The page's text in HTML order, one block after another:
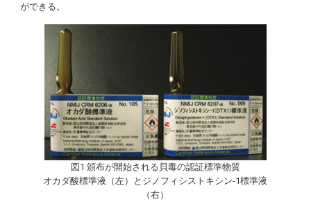
ができる。
図1 頒布が開始される貝毒の認証標準物質
オカダ酸標準液（左）とジノフィシストキシン-1標準液
（右）